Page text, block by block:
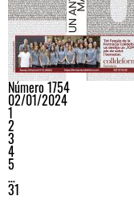
Número 1754
02/01/2024
1
2
3
4
5
…
31